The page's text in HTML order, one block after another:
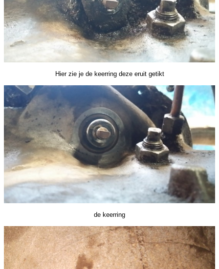
Hier zie je de keerring deze eruit getikt
de keerring